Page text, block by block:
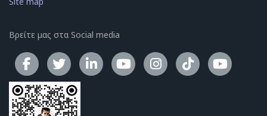
Βρείτε μας στα Social media